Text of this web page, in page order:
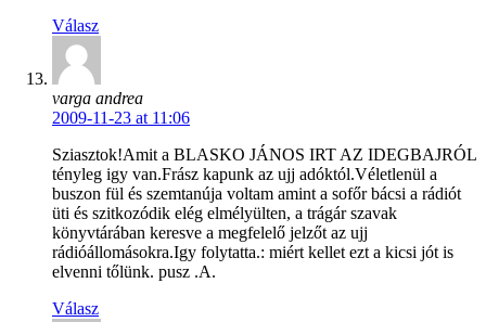
Válasz
varga andrea
2009-11-23 at 11:06
Sziasztok!Amit a BLASKO JÁNOS IRT AZ IDEGBAJRÓL
tényleg igy van.Frász kapunk az ujj adóktól.Véletlenül a
buszon fül és szemtanúja voltam amint a sofőr bácsi a rádiót
üti és szitkozódik elég elmélyülten, a trágár szavak
könyvtárában keresve a megfelelő jelzőt az ujj
rádióállomásokra.Igy folytatta.: miért kellet ezt a kicsi jót is
elvenni tőlünk. pusz .A.
Válasz